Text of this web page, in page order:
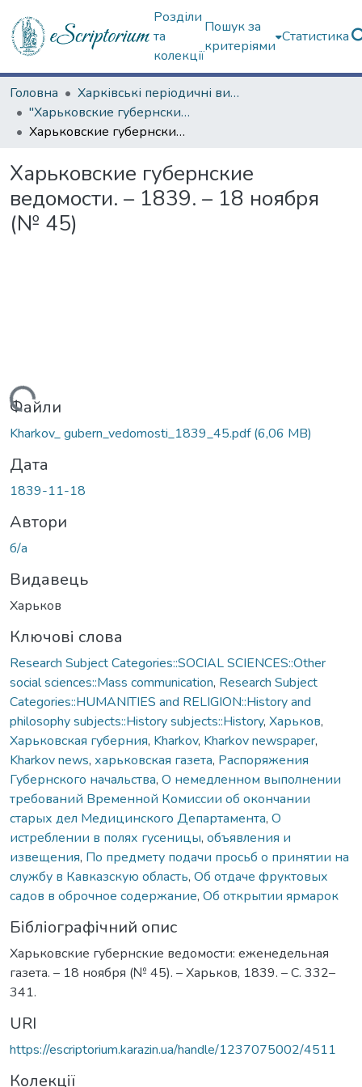
Розділи
та
колекції
Пошук за
критеріями
Статистика
Головна
Харківські періодичні видання
"Харьковские губернские ведомости" (1838–1915 гг.)
Харьковские губернские ведомости. – 1839. – 18 ноября (№ 45)
Харьковские губернские
ведомости. – 1839. – 18 ноября
(№ 45)
Вантажиться...
Файли
Kharkov_ gubern_vedomosti_1839_45.pdf(6,06 MB)
Дата
1839-11-18
Автори
б/а
Видавець
Харьков
Ключові слова
Research Subject Categories::SOCIAL SCIENCES::Other
social sciences::Mass communication, Research Subject
Categories::HUMANITIES and RELIGION::History and
philosophy subjects::History subjects::History, Харьков,
Харьковская губерния, Kharkov, Kharkov newspaper,
Kharkov news, харьковская газета, Распоряжения
Губернского начальства, О немедленном выполнении
требований Временной Комиссии об окончании
старых дел Медицинского Департамента, О
истреблении в полях гусеницы, объявления и
извещения, По предмету подачи просьб о принятии на
службу в Кавказскую область, Об отдаче фруктовых
садов в оброчное содержание, Об открытии ярмарок
Бібліографічний опис
Харьковские губернские ведомости: еженедельная
газета. – 18 ноября (№ 45). – Харьков, 1839. – С. 332–
341.
URI
https://escriptorium.karazin.ua/handle/1237075002/4511
Колекції